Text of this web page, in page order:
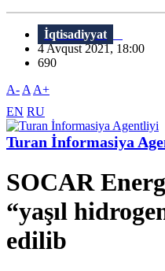
İqtisadiyyat
4 Avqust 2021, 18:00
690
A- A A+
EN RU
Turan İnformasiya
SOCAR
“yaşıl
edilib